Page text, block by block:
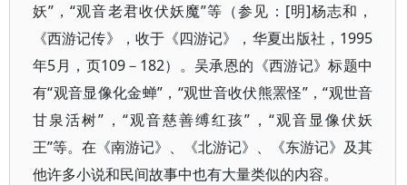
妖”，“观音老君收伏妖魔”等（参见：[明]杨志和，
《西游记传》，收于《四游记》，华夏出版社，1995
年5月，页109－182）。吴承恩的《西游记》标题中
有“观音显像化金蝉”，“观世音收伏熊罴怪”，“观世音
甘泉活树”，“观音慈善缚红孩”，“观音显像伏妖
王”等。在《南游记》、《北游记》、《东游记》及其
他许多小说和民间故事中也有大量类似的内容。